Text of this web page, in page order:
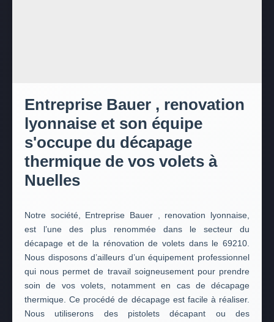
Entreprise Bauer , renovation
lyonnaise et son équipe
s'occupe du décapage
thermique de vos volets à
Nuelles
Notre société, Entreprise Bauer , renovation lyonnaise,
est l’une des plus renommée dans le secteur du
décapage et de la rénovation de volets dans le 69210.
Nous disposons d’ailleurs d’un équipement professionnel
qui nous permet de travail soigneusement pour prendre
soin de vos volets, notamment en cas de décapage
thermique. Ce procédé de décapage est facile à réaliser.
Nous utiliserons des pistolets décapant ou des